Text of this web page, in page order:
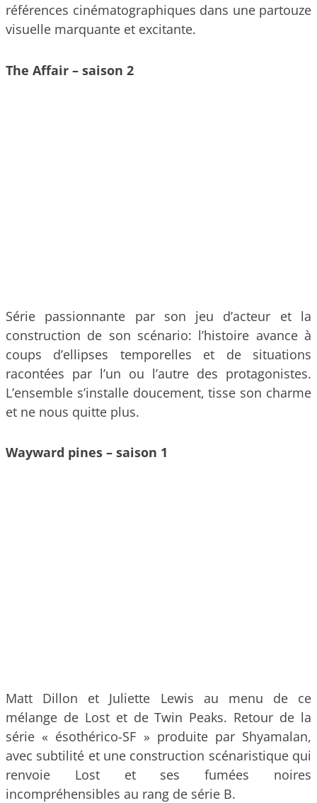
références cinématographiques dans une partouze
visuelle marquante et excitante.
The Affair – saison 2
Série passionnante par son jeu d’acteur et la
construction de son scénario: l’histoire avance à
coups d’ellipses temporelles et de situations
racontées par l’un ou l’autre des protagonistes.
L’ensemble s’installe doucement, tisse son charme
et ne nous quitte plus.
Wayward pines – saison 1
Matt Dillon et Juliette Lewis au menu de ce
mélange de Lost et de Twin Peaks. Retour de la
série « ésothérico-SF » produite par Shyamalan,
avec subtilité et une construction scénaristique qui
renvoie Lost et ses fumées noires
incompréhensibles au rang de série B.